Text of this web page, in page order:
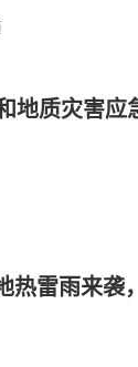
地质灾害应
热雷雨来袭